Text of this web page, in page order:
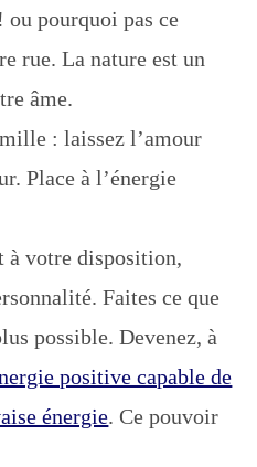
ou pourquoi pas ce
rue. La nature est un
âme.
: laissez l’amour
Place à l’énergie
à votre disposition,
Faites ce que
possible. Devenez, à
positive capable de
énergie. Ce pouvoir